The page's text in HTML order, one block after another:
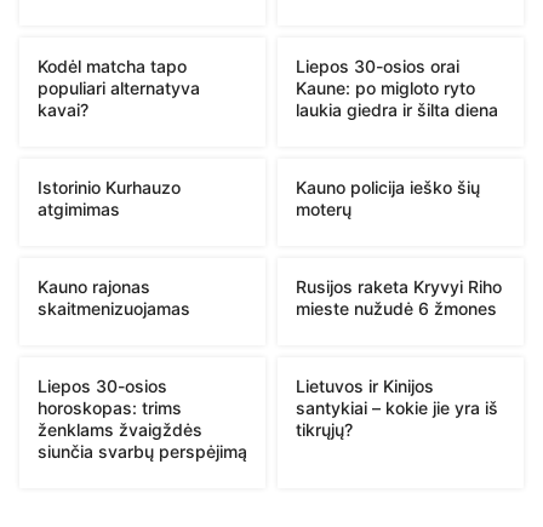
Kodėl matcha tapo
populiari alternatyva
kavai?
Liepos 30-osios orai
Kaune: po migloto ryto
laukia giedra ir šilta diena
Istorinio Kurhauzo
atgimimas
Kauno policija ieško šių
moterų
Kauno rajonas
skaitmenizuojamas
Rusijos raketa Kryvyi Riho
mieste nužudė 6 žmones
Liepos 30-osios
horoskopas: trims
ženklams žvaigždės
siunčia svarbų perspėjimą
Lietuvos ir Kinijos
santykiai – kokie jie yra iš
tikrųjų?